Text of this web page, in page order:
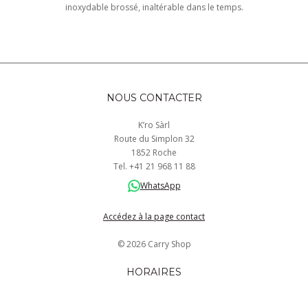
inoxydable brossé, inaltérable dans le temps.
NOUS CONTACTER
K’ro Sàrl
Route du Simplon 32
1852 Roche
Tel. +41 21 968 11 88
WhatsApp
Accédez à la page contact
© 2026 Carry Shop
HORAIRES